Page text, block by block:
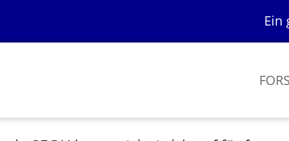
Ein